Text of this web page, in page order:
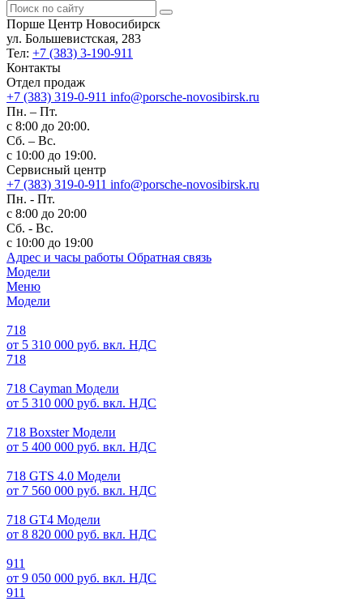
Порше Центр Новосибирск
ул. Большевистская, 283
Тел: +7 (383) 3-190-911
Контакты
Отдел продаж
+7 (383) 319-0-911 info@porsche-novosibirsk.ru
Пн. – Пт.
с 8:00 до 20:00.
Сб. – Вс.
с 10:00 до 19:00.
Сервисный центр
+7 (383) 319-0-911 info@porsche-novosibirsk.ru
Пн. - Пт.
с 8:00 до 20:00
Сб. - Вс.
с 10:00 до 19:00
Адрес и часы работы Обратная связь
Модели
Меню
Модели
718
от 5 310 000 руб. вкл. НДС
718
718 Cayman Модели
от 5 310 000 руб. вкл. НДС
718 Boxster Модели
от 5 400 000 руб. вкл. НДС
718 GTS 4.0 Модели
от 7 560 000 руб. вкл. НДС
718 GT4 Модели
от 8 820 000 руб. вкл. НДС
911
от 9 050 000 руб. вкл. НДС
911